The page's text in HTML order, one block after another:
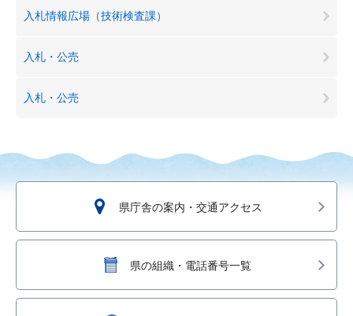
入札情報広場（技術検査課）
入札・公売
入札・公売
県庁舎の案内・交通アクセス
県の組織・電話番号一覧